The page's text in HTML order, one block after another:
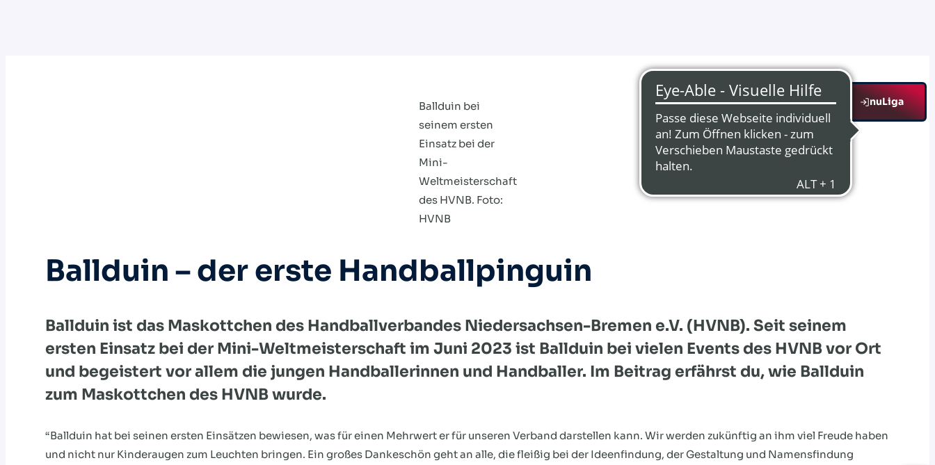
nuLiga
Ballduin bei
seinem ersten
Einsatz bei der
Mini-
Weltmeisterschaft
des HVNB. Foto:
HVNB
Ballduin – der erste Handballpinguin
Ballduin ist das Maskottchen des Handballverbandes Niedersachsen-Bremen e.V. (HVNB). Seit seinem
ersten Einsatz bei der Mini-Weltmeisterschaft im Juni 2023 ist Ballduin bei vielen Events des HVNB vor Ort
und begeistert vor allem die jungen Handballerinnen und Handballer. Im Beitrag erfährst du, wie Ballduin
zum Maskottchen des HVNB wurde.
“Ballduin hat bei seinen ersten Einsätzen bewiesen, was für einen Mehrwert er für unseren Verband darstellen kann. Wir werden zukünftig an ihm viel Freude haben
und nicht nur Kinderaugen zum Leuchten bringen. Ein großes Dankeschön geht an alle, die fleißig bei der Ideenfindung, der Gestaltung und Namensfindung